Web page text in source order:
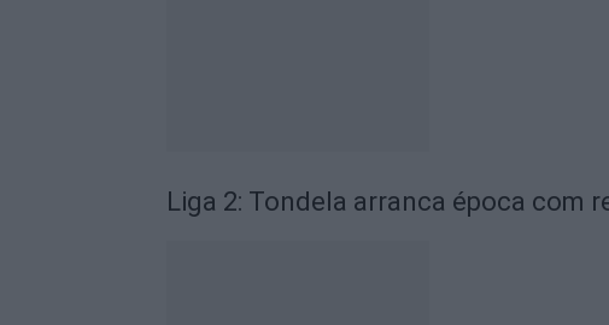
Liga 2: Tondela arranca época com